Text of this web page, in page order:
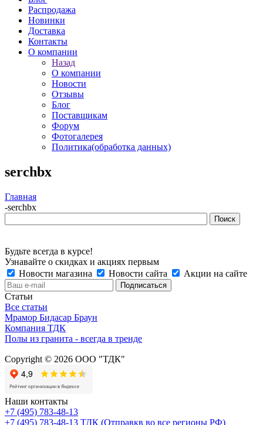
Распродажа
Новинки
Доставка
Контакты
О компании
Назад
О компании
Новости
Отзывы
Блог
Поставщикам
Форум
Фотогалерея
Политика(обработка данных)
serchbx
Главная
-serchbx
Будьте всегда в курсе!
Узнавайте о скидках и акциях первым
Новости магазина
Новости сайта Акции на сайте
Статьи
Все статьи
Мрамор Бидасар Браун
Компания ТДК
Полы из гранита - всегда в тренде
Copyright © 2026 ООО "ТДК"
Наши контакты
+7 (495) 783-48-13
+7 (495) 783-48-13 ТДК (Отправкв во все регионы РФ)